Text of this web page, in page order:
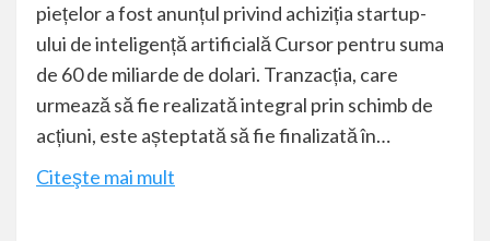
piețelor a fost anunțul privind achiziția startup-
ului de inteligență artificială Cursor pentru suma
de 60 de miliarde de dolari. Tranzacția, care
urmează să fie realizată integral prin schimb de
acțiuni, este așteptată să fie finalizată în…
Citeşte mai mult